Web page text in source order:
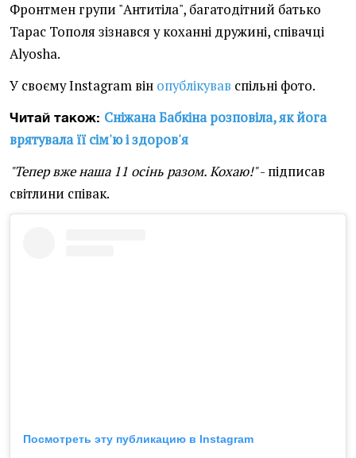
Фронтмен групи "Антитіла", багатодітний батько
Тарас Тополя зізнався у коханні дружині, співачці
Alyosha.
У своєму Instagram він опублікував спільні фото.
Читай також: Сніжана Бабкіна розповіла, як йога
врятувала її сім'ю і здоров'я
"Тепер вже наша 11 осінь разом. Кохаю!"- підписав
світлини співак.
Посмотреть эту публикацию в Instagram